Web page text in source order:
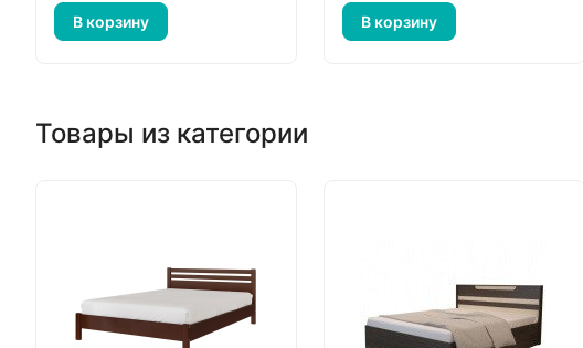
В корзину В корзину
Товары из категории